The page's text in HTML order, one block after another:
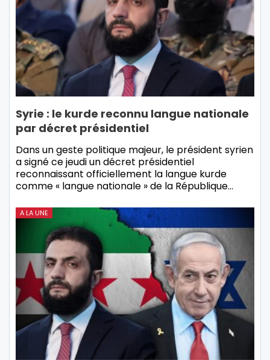
Syrie : le kurde reconnu langue nationale
par décret présidentiel
Dans un geste politique majeur, le président syrien
a signé ce jeudi un décret présidentiel
reconnaissant officiellement la langue kurde
comme « langue nationale » de la République…
A LA UNE